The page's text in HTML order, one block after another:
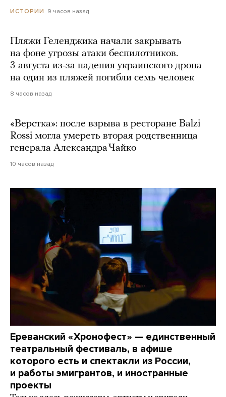
ИСТОРИИ 9 часов назад
Пляжи Геленджика начали закрывать
на фоне угрозы атаки беспилотников.
3 августа из-за падения украинского дрона
на один из пляжей погибли семь человек
8 часов назад
«Верстка»: после взрыва в ресторане Balzi
Rossi могла умереть вторая родственница
генерала Александра Чайко
10 часов назад
Ереванский «Хронофест» — единственный
театральный фестиваль, в афише
которого есть и спектакли из России,
и работы эмигрантов, и иностранные
проекты